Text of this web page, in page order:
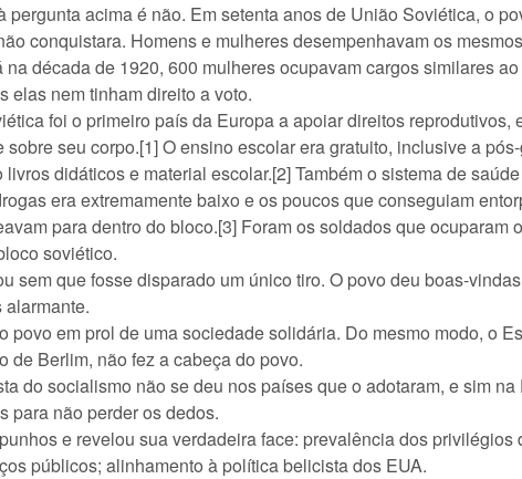
pergunta acima é não. Em setenta anos de União Soviética, o
conquistara. Homens e mulheres desempenhavam os
na década de 1920, 600 mulheres ocupavam cargos similares
elas nem tinham direito a voto.
foi o primeiro país da Europa a apoiar direitos reprodutivos,
sobre seu corpo.[1] O ensino escolar era gratuito, inclusive a
didáticos e material escolar.[2] Também o sistema de
era extremamente baixo e os poucos que conseguiam
para dentro do bloco.[3] Foram os soldados que ocuparam
soviético.
que fosse disparado um único tiro. O povo deu boas-
em prol de uma sociedade solidária. Do mesmo modo, o
de Berlim, não fez a cabeça do povo.
socialismo não se deu nos países que o adotaram, e sim na
para não perder os dedos.
e revelou sua verdadeira face: prevalência dos privilégios
públicos; alinhamento à política belicista dos EUA.